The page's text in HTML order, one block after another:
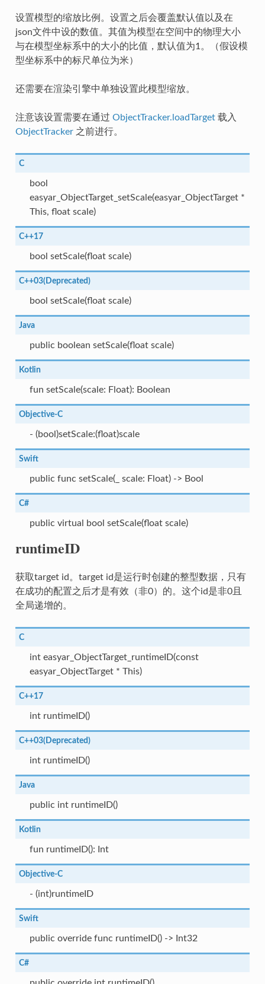
设置模型的缩放比例。设置之后会覆盖默认值以及在
json文件中设的数值。其值为模型在空间中的物理大小
与在模型坐标系中的大小的比值，默认值为1。（假设模
型坐标系中的标尺单位为米）
还需要在渲染引擎中单独设置此模型缩放。
注意该设置需要在通过 ObjectTracker.loadTarget载入
ObjectTracker之前进行。
C
bool
easyar_ObjectTarget_setScale(easyar_ObjectTarget *
This, float scale)
C++17
bool setScale(float scale)
C++03(Deprecated)
bool setScale(float scale)
Java
public boolean setScale(float scale)
Kotlin
fun setScale(scale: Float): Boolean
Objective-C
- (bool)setScale:(float)scale
Swift
public func setScale(_ scale: Float) -> Bool
C#
public virtual bool setScale(float scale)
runtimeID
获取target id。target id是运行时创建的整型数据，只有
在成功的配置之后才是有效（非0）的。这个id是非0且
全局递增的。
C
int easyar_ObjectTarget_runtimeID(const
easyar_ObjectTarget * This)
C++17
int runtimeID()
C++03(Deprecated)
int runtimeID()
Java
public int runtimeID()
Kotlin
fun runtimeID(): Int
Objective-C
- (int)runtimeID
Swift
public override func runtimeID() -> Int32
C#